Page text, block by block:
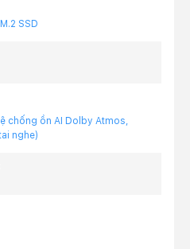
SSD
chống ồn AI Dolby Atmos,
nghe)